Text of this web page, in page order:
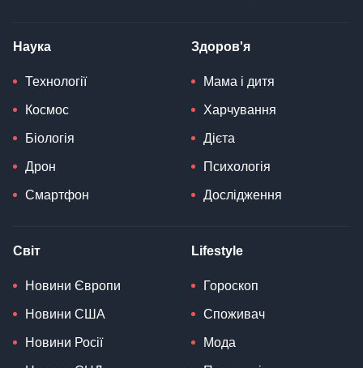
Наука
Технології
Космос
Біологія
Дрон
Смартфон
Здоров'я
Мама і дитя
Харчування
Дієта
Психологія
Дослідження
Світ
Новини Європи
Новини США
Новини Росії
Lifestyle
Гороскоп
Споживач
Мода